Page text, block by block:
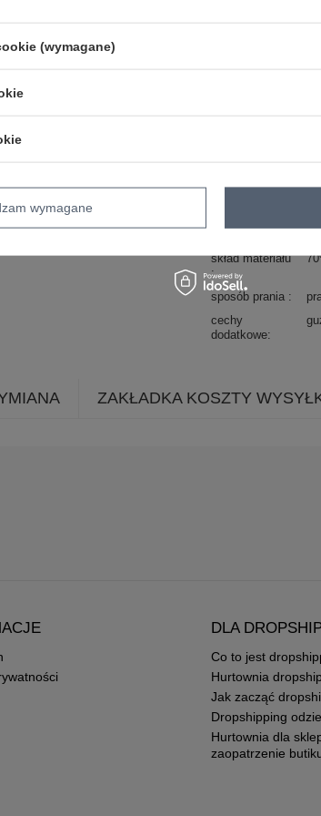
rękaw
skład materiału
sposób prania
cechy
dodatkowe
ZAKŁADKA KOSZTY
DLA
Co to jest
Hurtownia
Jak zacząć
Dropshipping
Hurtownia dla
zaopatrzenie
(wymagane)
wymagane